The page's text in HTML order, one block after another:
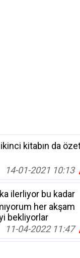
kitabın da
14-01-2021 10:13
ilerliyor bu kadar
her akşam
bekliyorlar
11-04-2022 11:47